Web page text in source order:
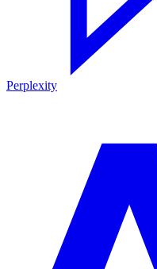
Perplexity